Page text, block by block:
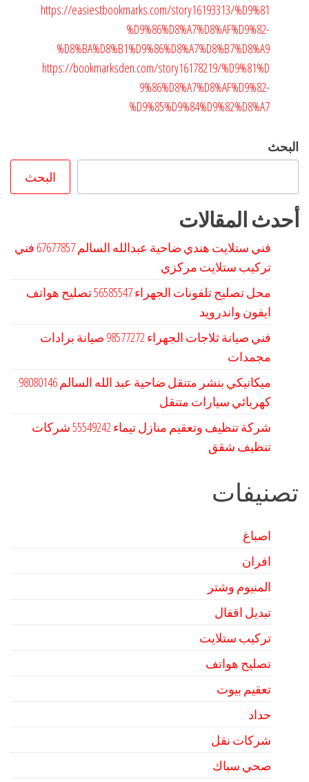
https://easiestbookmarks.com/story16193313/%D9%81
%D9%86%D8%A7%D8%AF%D9%82-
%D8%BA%D8%B1%D9%86%D8%A7%D8%B7%D8%A9
https://bookmarksden.com/story16178219/%D9%81%D
9%86%D8%A7%D8%AF%D9%82-
%D9%85%D9%84%D9%82%D8%A7
البحث
البحث
أحدث المقالات
فني ستلايت هندي ضاحية عبدالله السالم 67677857 فني
تركيب ستلايت مركزي
محل تصليح تلفونات الجهراء 56585547 تصليح هواتف
ايفون واندرويد
فني صيانة ثلاجات الجهراء 98577272 صيانة برادات
مجمدات
كهربائي سيارات متنقل
شركة تنظيف وتعقيم منازل تيماء 55549242 شركات
تنظيف شقق
تصنيفات
اصباغ
افران
المنيوم وشتر
تبديل اقفال
تركيب ستلايت
تصليح هواتف
تعقيم بيوت
حداد
شركات نقل
صحي سباك